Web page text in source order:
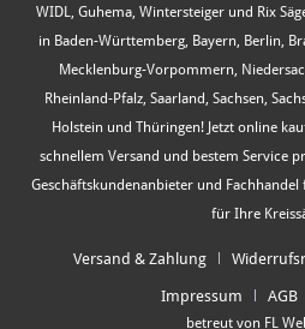
WIDL, Guhema, Wintersteiger und Rix
in Baden-Württemberg, Bayern, Berlin,
Mecklenburg-Vorpommern,
Rheinland-Pfalz, Saarland, Sachsen,
Holstein und Thüringen! Jetzt online
schnellem Versand und bestem Service
Geschäftskundenanbieter und
für Ihre
Versand & Zahlung
Impressum AGB
betreut von FL